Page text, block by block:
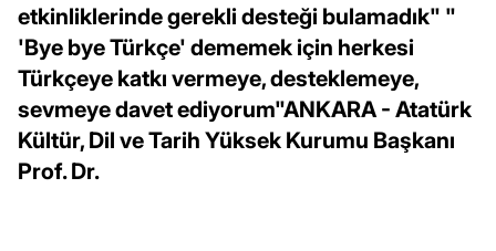
etkinliklerinde gerekli desteği bulamadık" "
'Bye bye Türkçe' dememek için herkesi
Türkçeye katkı vermeye, desteklemeye,
sevmeye davet ediyorum"ANKARA - Atatürk
Kültür, Dil ve Tarih Yüksek Kurumu Başkanı
Prof. Dr.